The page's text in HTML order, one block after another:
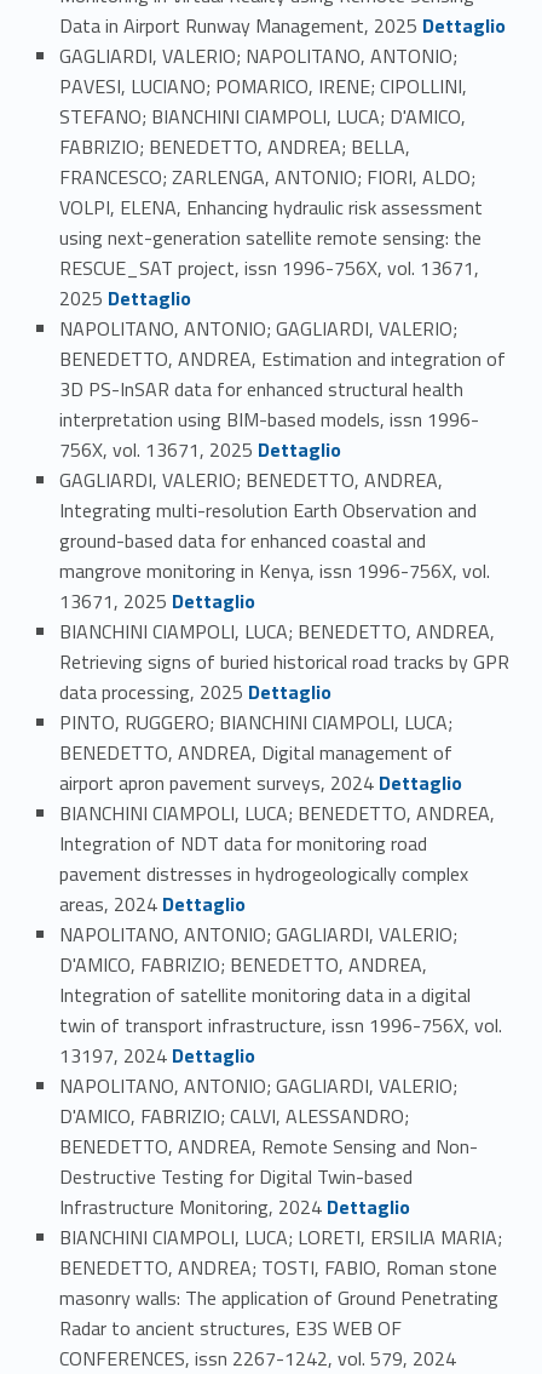
Data in Airport Runway Management, 2025 Link identifier #identifier_person_179686-101
Dettaglio
GAGLIARDI, VALERIO; NAPOLITANO, ANTONIO;
PAVESI, LUCIANO; POMARICO, IRENE; CIPOLLINI,
STEFANO; BIANCHINI CIAMPOLI, LUCA; D'AMICO,
FABRIZIO; BENEDETTO, ANDREA; BELLA,
FRANCESCO; ZARLENGA, ANTONIO; FIORI, ALDO;
VOLPI, ELENA, Enhancing hydraulic risk assessment
using next-generation satellite remote sensing: the
RESCUE_SAT project, issn 1996-756X, vol. 13671,
2025 Link identifier #identifier_person_146508-102
Dettaglio
NAPOLITANO, ANTONIO; GAGLIARDI, VALERIO;
BENEDETTO, ANDREA, Estimation and integration of
3D PS-InSAR data for enhanced structural health
interpretation using BIM-based models, issn 1996-
756X, vol. 13671, 2025 Link identifier #identifier_person_188679-103
Dettaglio
GAGLIARDI, VALERIO; BENEDETTO, ANDREA,
Integrating multi-resolution Earth Observation and
ground-based data for enhanced coastal and
mangrove monitoring in Kenya, issn 1996-756X, vol.
13671, 2025 Link identifier #identifier_person_33967-104
Dettaglio
BIANCHINI CIAMPOLI, LUCA; BENEDETTO, ANDREA,
Retrieving signs of buried historical road tracks by GPR
data processing, 2025 Link identifier #identifier_person_139883-105
Dettaglio
PINTO, RUGGERO; BIANCHINI CIAMPOLI, LUCA;
BENEDETTO, ANDREA, Digital management of
airport apron pavement surveys, 2024 Link identifier #identifier_person_181969-106
Dettaglio
BIANCHINI CIAMPOLI, LUCA; BENEDETTO, ANDREA,
Integration of NDT data for monitoring road
pavement distresses in hydrogeologically complex
areas, 2024 Link identifier #identifier_person_154271-107
Dettaglio
NAPOLITANO, ANTONIO; GAGLIARDI, VALERIO;
D'AMICO, FABRIZIO; BENEDETTO, ANDREA,
Integration of satellite monitoring data in a digital
twin of transport infrastructure, issn 1996-756X, vol.
13197, 2024 Link identifier #identifier_person_795-108
Dettaglio
NAPOLITANO, ANTONIO; GAGLIARDI, VALERIO;
D'AMICO, FABRIZIO; CALVI, ALESSANDRO;
BENEDETTO, ANDREA, Remote Sensing and Non-
Destructive Testing for Digital Twin-based
Infrastructure Monitoring, 2024 Link identifier #identifier_person_106170-109
Dettaglio
BIANCHINI CIAMPOLI, LUCA; LORETI, ERSILIA MARIA;
BENEDETTO, ANDREA; TOSTI, FABIO, Roman stone
masonry walls: The application of Ground Penetrating
Radar to ancient structures, E3S WEB OF
CONFERENCES, issn 2267-1242, vol. 579, 2024